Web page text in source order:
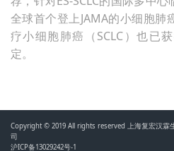
全球首个登上JAMA的小细胞肺
疗小细胞肺癌（SCLC）也已
定。
Copyright © 2019 All rights reserved 上海复宏汉霖
司
沪ICP备13029242号-1